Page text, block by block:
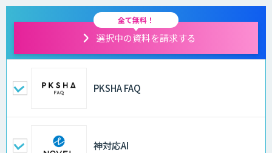
全て無料！
選択中の資料を請求する
PKSHA FAQ
神対応AI